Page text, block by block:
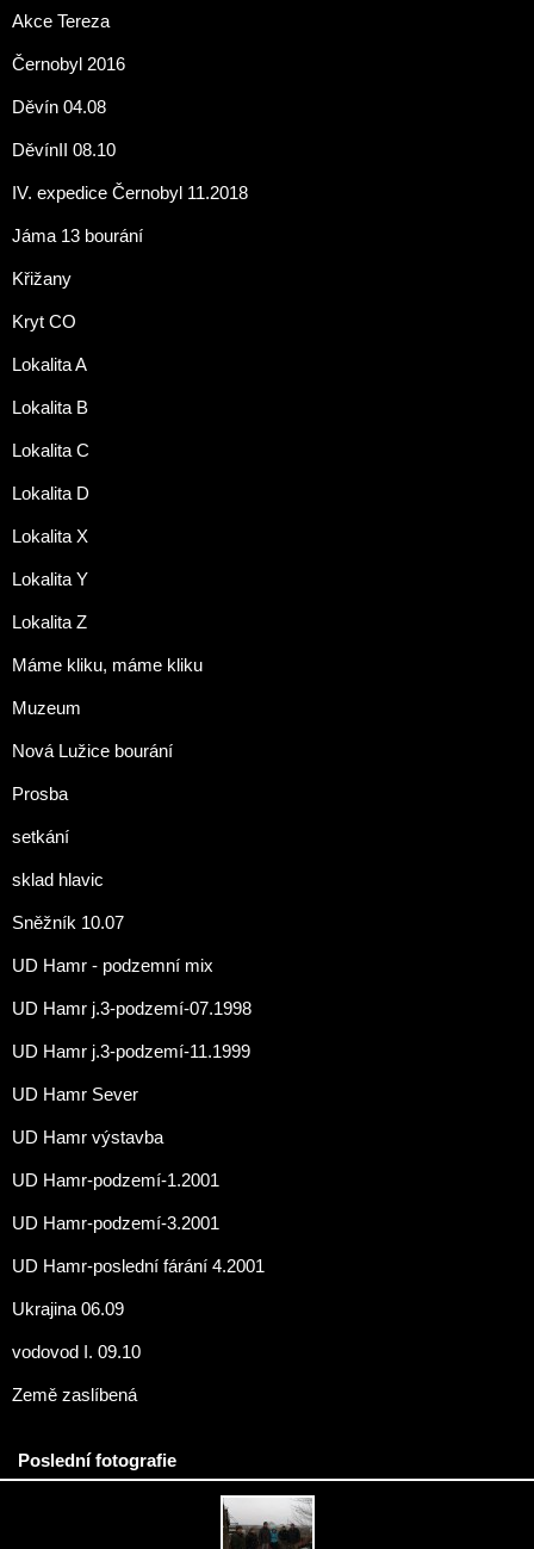
Akce Tereza
Černobyl 2016
Děvín 04.08
DěvínII 08.10
IV. expedice Černobyl 11.2018
Jáma 13 bourání
Křižany
Kryt CO
Lokalita A
Lokalita B
Lokalita C
Lokalita D
Lokalita X
Lokalita Y
Lokalita Z
Máme kliku, máme kliku
Muzeum
Nová Lužice bourání
Prosba
setkání
sklad hlavic
Sněžník 10.07
UD Hamr - podzemní mix
UD Hamr j.3-podzemí-07.1998
UD Hamr j.3-podzemí-11.1999
UD Hamr Sever
UD Hamr výstavba
UD Hamr-podzemí-1.2001
UD Hamr-podzemí-3.2001
UD Hamr-poslední fárání 4.2001
Ukrajina 06.09
vodovod I. 09.10
Země zaslíbená
Poslední fotografie